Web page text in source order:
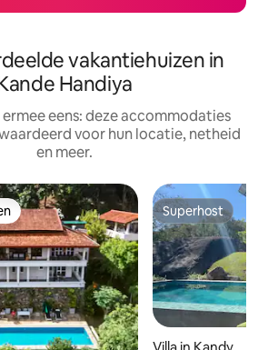
vakantiehuizen in
Handiya
eens: deze accommodaties
voor hun locatie, netheid
en meer.
Superhost
Superhost